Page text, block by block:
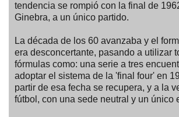
tendencia se rompió con la final de
Ginebra, a un único partido.
La década de los 60 avanzaba y el
era desconcertante, pasando a utilizar
fórmulas como: una serie a tres
adoptar el sistema de la 'final four' en
partir de esa fecha se recupera, y a la
fútbol, con una sede neutral y un único